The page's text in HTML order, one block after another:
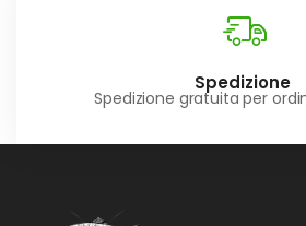
Spedizione
Spedizione gratuita per